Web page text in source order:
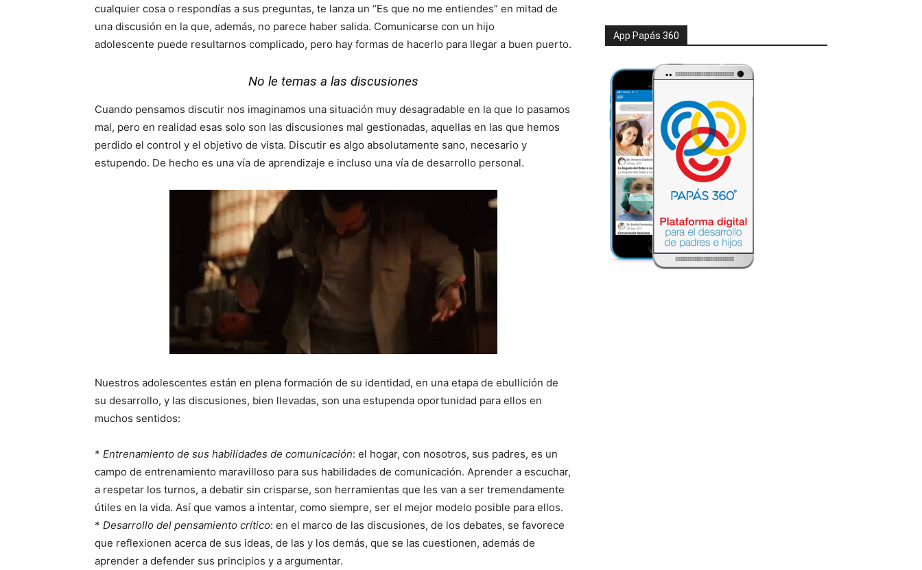
cualquier cosa o respondías a sus preguntas, te lanza un “Es que no me entiendes” en mitad de
una discusión en la que, además, no parece haber salida. Comunicarse con un hijo
adolescente puede resultarnos complicado, pero hay formas de hacerlo para llegar a buen puerto.
No le temas a las discusiones
Cuando pensamos discutir nos imaginamos una situación muy desagradable en la que lo pasamos
mal, pero en realidad esas solo son las discusiones mal gestionadas, aquellas en las que hemos
perdido el control y el objetivo de vista. Discutir es algo absolutamente sano, necesario y
estupendo. De hecho es una vía de aprendizaje e incluso una vía de desarrollo personal.
Nuestros adolescentes están en plena formación de su identidad, en una etapa de ebullición de
su desarrollo, y las discusiones, bien llevadas, son una estupenda oportunidad para ellos en
muchos sentidos:
* Entrenamiento de sus habilidades de comunicación: el hogar, con nosotros, sus padres, es un
campo de entrenamiento maravilloso para sus habilidades de comunicación. Aprender a escuchar,
a respetar los turnos, a debatir sin crisparse, son herramientas que les van a ser tremendamente
útiles en la vida. Así que vamos a intentar, como siempre, ser el mejor modelo posible para ellos.
* Desarrollo del pensamiento crítico: en el marco de las discusiones, de los debates, se favorece
que reflexionen acerca de sus ideas, de las y los demás, que se las cuestionen, además de
aprender a defender sus principios y a argumentar.
App Papás 360